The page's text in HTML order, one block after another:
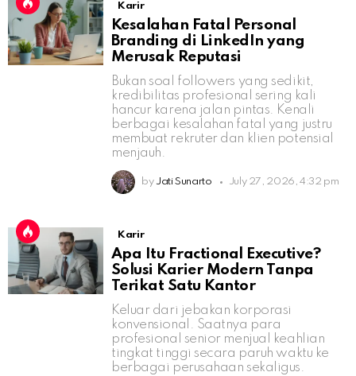
Karir
Kesalahan Fatal Personal
Branding di LinkedIn yang
Merusak Reputasi
Bukan soal followers yang sedikit,
kredibilitas profesional sering kali
hancur karena jalan pintas. Kenali
berbagai kesalahan fatal yang justru
membuat rekruter dan klien potensial
menjauh.
by Jati Sunarto July 27, 2026, 4:32 pm
Karir
Apa Itu Fractional Executive?
Solusi Karier Modern Tanpa
Terikat Satu Kantor
Keluar dari jebakan korporasi
konvensional. Saatnya para
profesional senior menjual keahlian
tingkat tinggi secara paruh waktu ke
berbagai perusahaan sekaligus.